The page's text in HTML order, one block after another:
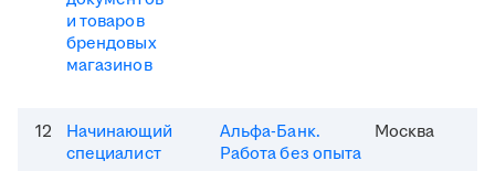
и товаров
брендовых
магазинов
12
Начинающий
специалист
Альфа-Банк.
Работа без опыта
Москва